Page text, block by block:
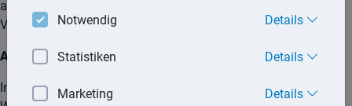
alle Angelegenheiten, die ihr durch das Gesetz oder durch
Vereinbarung übertragen sind.
Aufgaben
In der Eigentümerversammlung entscheiden die
Notwendig Details
Statistiken Details
Marketing Details